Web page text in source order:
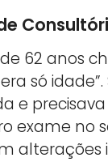
62 anos
só
e
exame no
alterações